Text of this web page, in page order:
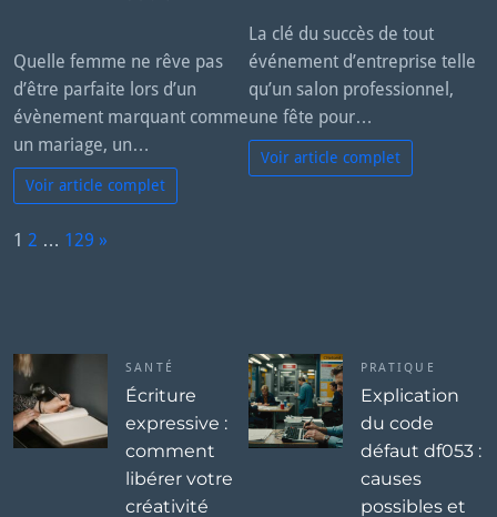
Quelle femme ne rêve pas
d’être parfaite lors d’un
évènement marquant comme
un mariage, un…
Voir article complet
La clé du succès de tout
événement d’entreprise telle
qu’un salon professionnel,
une fête pour…
Voir article complet
P
1 2 … 129
t
»
SANTÉ
Écriture
expressive :
comment
libérer votre
créativité
PRATIQUE
Explication
du code
défaut df053 :
causes
possibles et